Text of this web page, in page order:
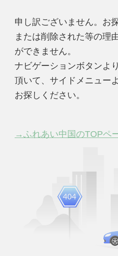
申し訳ございません。お
または削除された等の理
ができません。
ナビゲーションボタンよ
頂いて、サイドメニュー
お探しください。
→ふれあい中国のTOPペ